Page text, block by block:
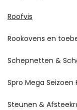
Roofvis
Rookovens en
Schepnetten &
Spro Mega Seizoen
Steunen &